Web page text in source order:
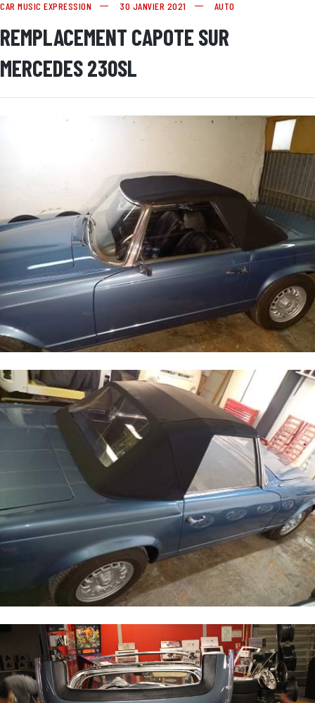
CAR MUSIC EXPRESSION 30 JANVIER 2021 AUTO
REMPLACEMENT CAPOTE SUR
MERCEDES 230SL